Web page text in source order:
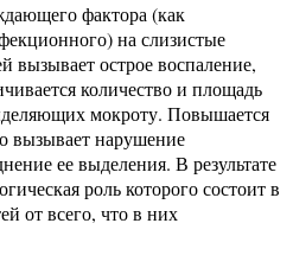
фактора (как
на слизистые
вызывает острое воспаление,
количество и площадь
мокроту. Повышается
вызывает нарушение
ее выделения. В результате
роль которого состоит в
от всего, что в них